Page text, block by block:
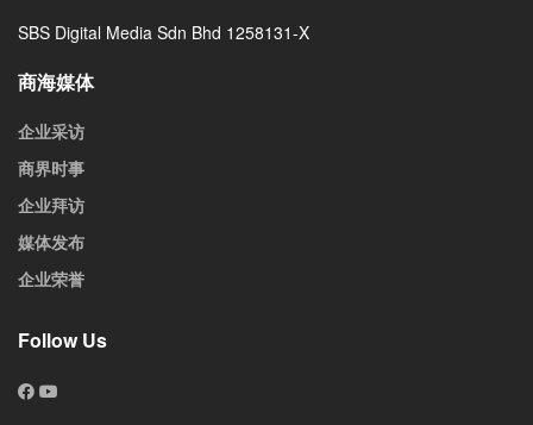
SBS Digital Media Sdn Bhd 1258131-X
商海媒体
企业采访
商界时事
企业拜访
媒体发布
企业荣誉
Follow Us